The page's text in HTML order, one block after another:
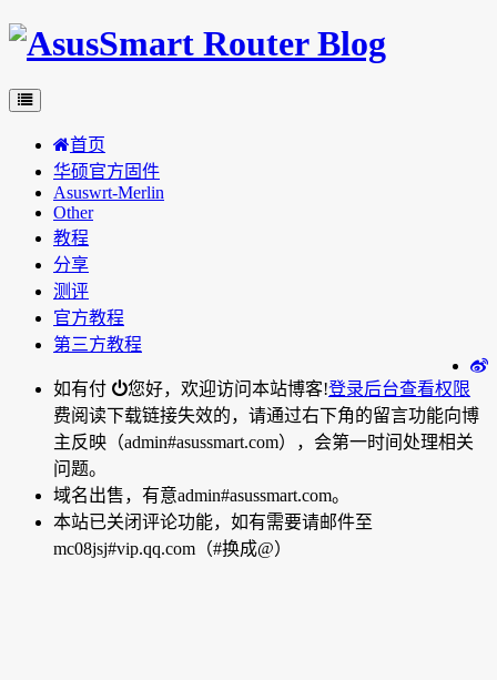
首页
华硕官方固件
Asuswrt-Merlin
Other
教程
分享
测评
官方教程
第三方教程
您好，欢迎访问本站博客!登录后台查看权限
如有付
费阅读下载链接失效的，请通过右下角的留言功能向博
主反映（admin#asussmart.com），会第一时间处理相关
问题。
域名出售，有意admin#asussmart.com。
本站已关闭评论功能，如有需要请邮件至
mc08jsj#vip.qq.com（#换成@）